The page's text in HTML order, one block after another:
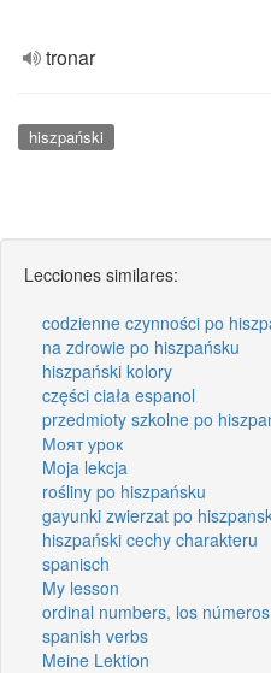
tronar
hiszpański
Lecciones similares:
codzienne czynności po
na zdrowie po hiszpańsku
hiszpański kolory
części ciała espanol
przedmioty szkolne po
Моят урок
Moja lekcja
rośliny po hiszpańsku
gayunki zwierzat po
hiszpański cechy charakteru
spanisch
My lesson
ordinal numbers, los
spanish verbs
Meine Lektion